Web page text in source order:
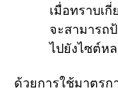
เมื่อทราบเ
จะสามารถ
ไปยังไซต์ห
ด้วยการใช้มาตรก